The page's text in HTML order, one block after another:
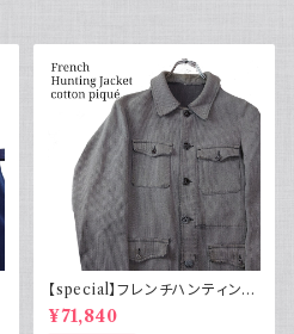
【special】フレンチハンティング
ジャケット コットンピケ 動物ボ
タン50s
¥71,840